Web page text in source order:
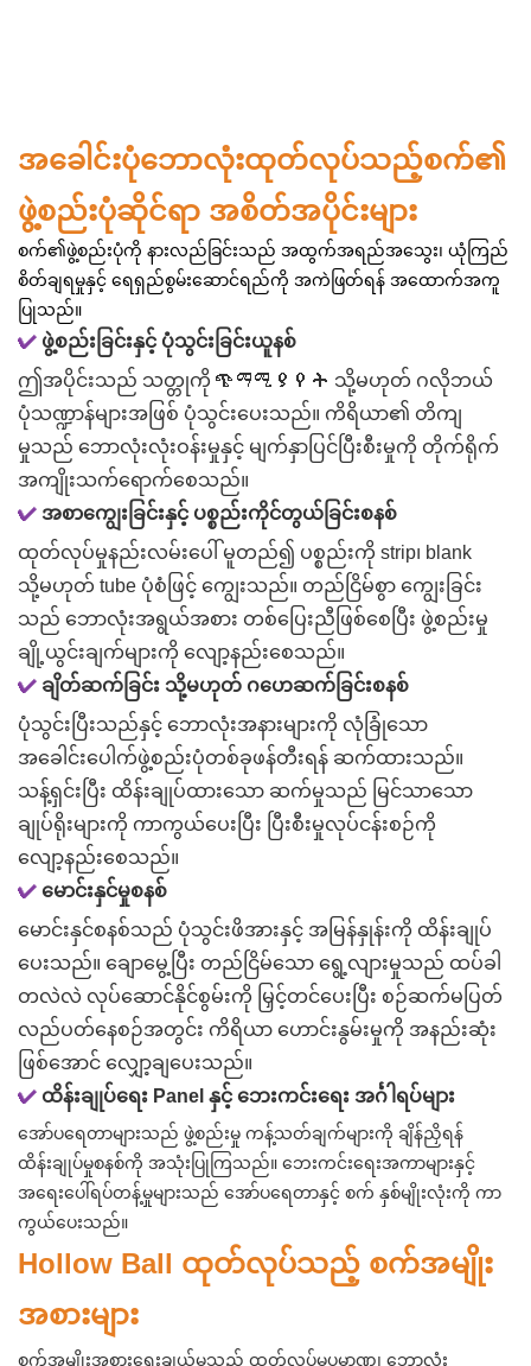
အခေါင်းပုံဘောလုံးထုတ်လုပ်သည့်စက်၏
ဖွဲ့စည်းပုံဆိုင်ရာ အစိတ်အပိုင်းများ
စက်၏ဖွဲ့စည်းပုံကို နားလည်ခြင်းသည် အထွက်အရည်အသွေး၊ ယုံကြည်
စိတ်ချရမှုနှင့် ရေရှည်စွမ်းဆောင်ရည်ကို အကဲဖြတ်ရန် အထောက်အကူ
ပြုသည်။
✔ ဖွဲ့စည်းခြင်းနှင့် ပုံသွင်းခြင်းယူနစ်
ဤအပိုင်းသည် သတ္တုကို ጭማሚያየት သို့မဟုတ် ဂလိုဘယ်
ပုံသဏ္ဍာန်များအဖြစ် ပုံသွင်းပေးသည်။ ကိရိယာ၏ တိကျ
မှုသည် ဘောလုံးလုံးဝန်းမှုနှင့် မျက်နှာပြင်ပြီးစီးမှုကို တိုက်ရိုက်
အကျိုးသက်ရောက်စေသည်။
✔ အစာကျွေးခြင်းနှင့် ပစ္စည်းကိုင်တွယ်ခြင်းစနစ်
ထုတ်လုပ်မှုနည်းလမ်းပေါ် မူတည်၍ ပစ္စည်းကို strip၊ blank
သို့မဟုတ် tube ပုံစံဖြင့် ကျွေးသည်။ တည်ငြိမ်စွာ ကျွေးခြင်း
သည် ဘောလုံးအရွယ်အစား တစ်ပြေးညီဖြစ်စေပြီး ဖွဲ့စည်းမှု
ချို့ယွင်းချက်များကို လျော့နည်းစေသည်။
✔ ချိတ်ဆက်ခြင်း သို့မဟုတ် ဂဟေဆက်ခြင်းစနစ်
ပုံသွင်းပြီးသည်နှင့် ဘောလုံးအနားများကို လုံခြုံသော
အခေါင်းပေါက်ဖွဲ့စည်းပုံတစ်ခုဖန်တီးရန် ဆက်ထားသည်။
သန့်ရှင်းပြီး ထိန်းချုပ်ထားသော ဆက်မှုသည် မြင်သာသော
ချုပ်ရိုးများကို ကာကွယ်ပေးပြီး ပြီးစီးမှုလုပ်ငန်းစဉ်ကို
လျော့နည်းစေသည်။
✔ မောင်းနှင်မှုစနစ်
မောင်းနှင်စနစ်သည် ပုံသွင်းဖိအားနှင့် အမြန်နှုန်းကို ထိန်းချုပ်
ပေးသည်။ ချောမွေ့ပြီး တည်ငြိမ်သော ရွေ့လျားမှုသည် ထပ်ခါ
တလဲလဲ လုပ်ဆောင်နိုင်စွမ်းကို မြှင့်တင်ပေးပြီး စဉ်ဆက်မပြတ်
လည်ပတ်နေစဉ်အတွင်း ကိရိယာ ဟောင်းနွမ်းမှုကို အနည်းဆုံး
ဖြစ်အောင် လျှော့ချပေးသည်။
✔ ထိန်းချုပ်ရေး Panel နှင့် ဘေးကင်းရေး အင်္ဂါရပ်များ
အော်ပရေတာများသည် ဖွဲ့စည်းမှု ကန့်သတ်ချက်များကို ချိန်ညှိရန်
ထိန်းချုပ်မှုစနစ်ကို အသုံးပြုကြသည်။ ဘေးကင်းရေးအကာများနှင့်
အရေးပေါ်ရပ်တန့်မှုများသည် အော်ပရေတာနှင့် စက် နှစ်မျိုးလုံးကို ကာ
ကွယ်ပေးသည်။
Hollow Ball ထုတ်လုပ်သည့် စက်အမျိုး
အစားများ
စက်အမျိုးအစားရွေးချယ်မှုသည် ထုတ်လုပ်မှုပမာဏ၊ ဘောလုံး